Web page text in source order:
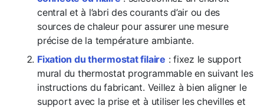
central et à l’abri des courants d’air ou des
sources de chaleur pour assurer une mesure
précise de la température ambiante.
Fixation du thermostat filaire : fixez le support
mural du thermostat programmable en suivant les
instructions du fabricant. Veillez à bien aligner le
support avec la prise et à utiliser les chevilles et